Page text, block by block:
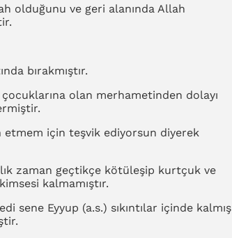
olduğunu ve geri alanında Allah
bırakmıştır.
çocuklarına olan merhametinden dolayı
etmem için teşvik ediyorsun diyerek
zaman geçtikçe kötüleşip kurtçuk ve
kalmamıştır.
sene Eyyup (a.s.) sıkıntılar içinde kalmış